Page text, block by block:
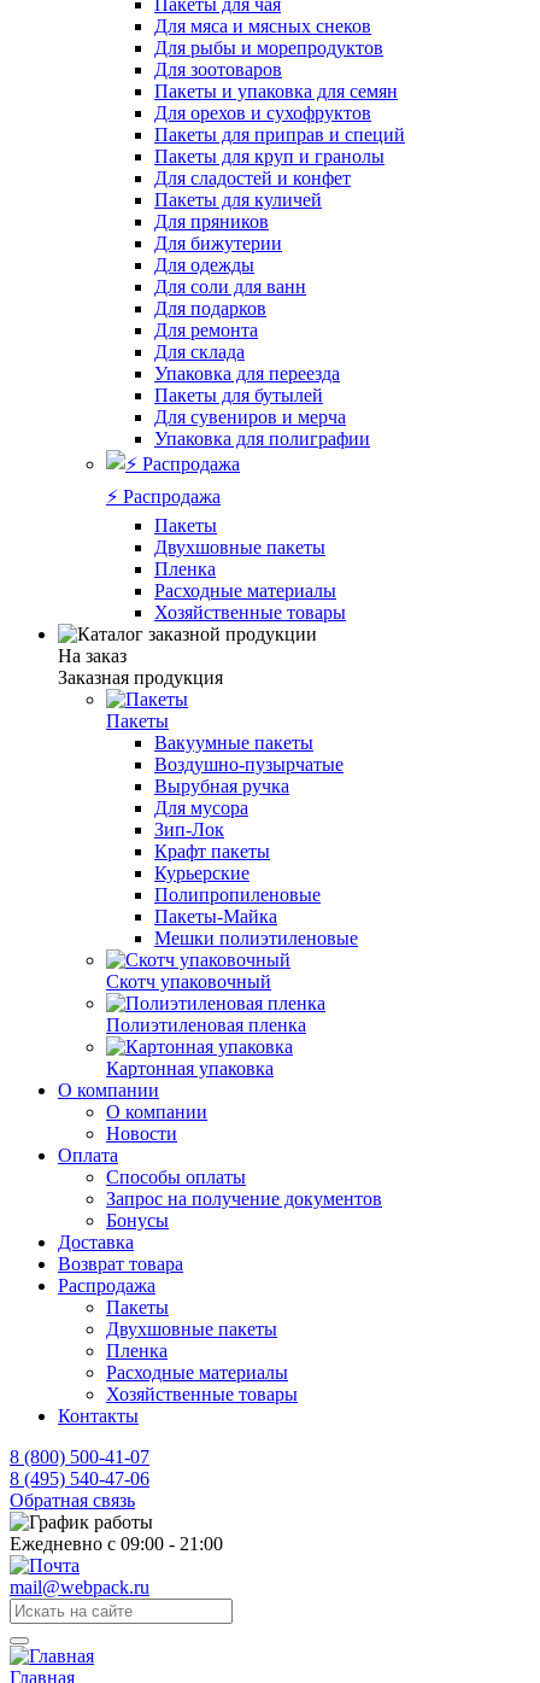
Пакеты для чая
Для мяса и мясных снеков
Для рыбы и морепродуктов
Для зоотоваров
Пакеты и упаковка для семян
Для орехов и сухофруктов
Пакеты для приправ и специй
Пакеты для круп и гранолы
Для сладостей и конфет
Пакеты для куличей
Для пряников
Для бижутерии
Для одежды
Для соли для ванн
Для подарков
Для ремонта
Для склада
Упаковка для переезда
Пакеты для бутылей
Для сувениров и мерча
Упаковка для полиграфии
⚡️ Распродажа
Пакеты
Двухшовные пакеты
Пленка
Расходные материалы
Хозяйственные товары
На заказ
Заказная продукция
Пакеты
Вакуумные пакеты
Воздушно-пузырчатые
Вырубная ручка
Для мусора
Зип-Лок
Крафт пакеты
Курьерские
Полипропиленовые
Пакеты-Майка
Мешки полиэтиленовые
Скотч упаковочный
Полиэтиленовая пленка
Картонная упаковка
О компании
О компании
Новости
Оплата
Способы оплаты
Запрос на получение документов
Бонусы
Доставка
Возврат товара
Распродажа
Пакеты
Двухшовные пакеты
Пленка
Расходные материалы
Хозяйственные товары
Контакты
8 (800) 500-41-07
8 (495) 540-47-06
Обратная связь
Ежедневно с 09:00 - 21:00
mail@webpack.ru
Главная